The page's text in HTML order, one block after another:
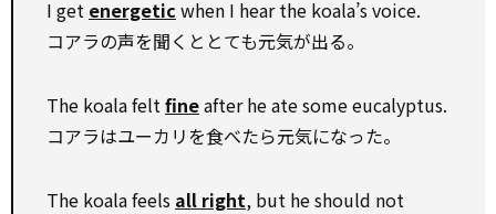
I get energetic when I hear the koala’s voice.
コアラの声を聞くととても元気が出る。
The koala feltfineafter he ate some eucalyptus.
コアラはユーカリを食べたら元気になった。
The koala feels all right, but he should not